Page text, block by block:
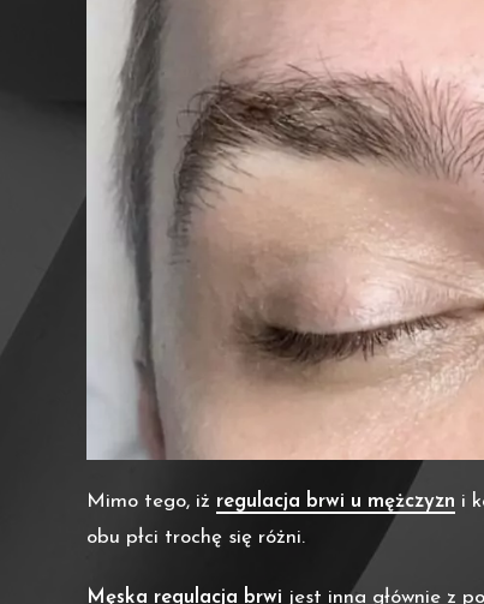
Mimo tego, iż regulacja brwi u mężczyzn i
obu płci trochę się różni.
Męska regulacja brwi jest inna głównie z